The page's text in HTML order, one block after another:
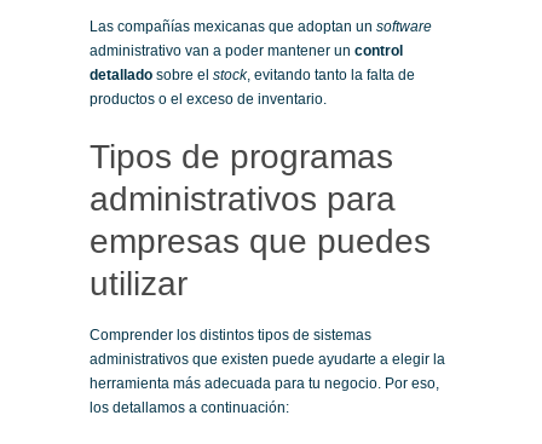
Las compañías mexicanas que adoptan un software
administrativo van a poder mantener un control
detallado sobre el stock, evitando tanto la falta de
productos o el exceso de inventario.
Tipos de programas
administrativos para
empresas que puedes
utilizar
Comprender los distintos tipos de sistemas
administrativos que existen puede ayudarte a elegir la
herramienta más adecuada para tu negocio. Por eso,
los detallamos a continuación: